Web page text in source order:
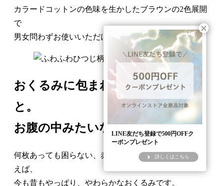
カラードコットンの色味を生かしたブラウンの2色展開
で
男女問わずお使いいただけます。
おくるみに包まれて、すやすや
と。
お腹の中みたいな安心感。
何枚あっても困らない、赤ちゃんのための必需品とい
えば、
今も昔もやっぱり、やわらかなおくるみです。
LINE友だち登録で500円OFFク
ーポンプレゼント
詳しくはこちら